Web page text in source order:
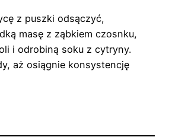
z puszki odsączyć,
masę z ząbkiem czosnku,
i odrobiną soku z cytryny.
aż osiągnie konsystencję